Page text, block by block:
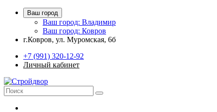
Ваш город
Ваш город: Владимир
Ваш город: Ковров
г.Ковров, ул. Муромская, 6б
+7 (991) 320-12-92
Личный кабинет